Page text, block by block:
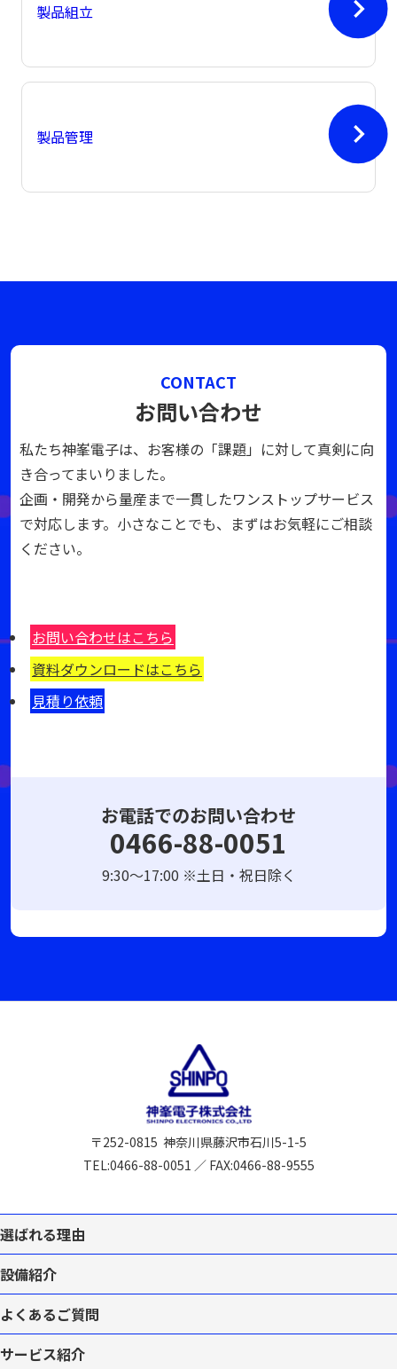
製品組立
製品管理
CONTACT
お問い合わせ
私たち神峯電子は、お客様の「課題」に対して真剣に向
き合ってまいりました。
企画・開発から量産まで一貫したワンストップサービス
で対応します。小さなことでも、まずはお気軽にご相談
ください。
お問い合わせはこちら
資料ダウンロードはこちら
見積り依頼
お電話でのお問い合わせ
0466-88-0051
9:30～17:00 ※土日・祝日除く
〒252-0815 神奈川県藤沢市石川5-1-5
TEL:0466-88-0051 ／ FAX:0466-88-9555
選ばれる理由
設備紹介
よくあるご質問
サービス紹介